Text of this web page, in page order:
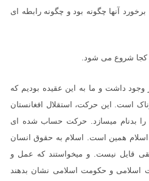
از آن برخورد آنها چگونه بود و چگونه رابطه ای
کجا شروع می شود.
وجود داشت و ما به این عقیده بودیم که
است. این حرکت، استقلال افغانستان
را بدنام میسازد. حرکت حساب شده ای
اسلام همین است. اسلام به حقوق انسان
حقی قایل نیست. و میخواستند که عمل و
اسلامی و حکومت اسلامی نشان بدهند